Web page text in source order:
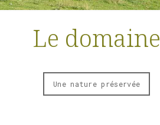
Le domaine
Une nature préservée